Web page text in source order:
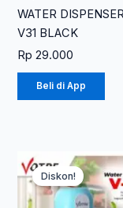
WATER
V31 BLACK
Rp 29.000
Beli di App
Diskon!
ini